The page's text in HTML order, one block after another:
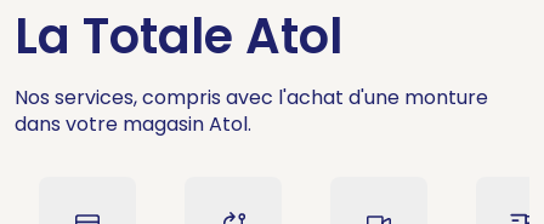
La Totale Atol
Nos services, compris avec l'achat d'une monture
dans votre magasin Atol.